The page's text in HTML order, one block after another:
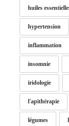
huiles
hypertension
inflammation
insomnie
iridologie
l'apithérapie
légumes